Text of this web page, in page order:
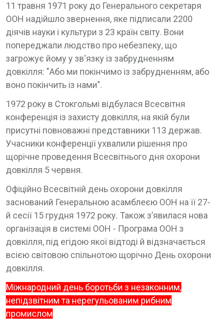
11 травня 1971 року до Генерального секретаря
ООН надійшло звернення, яке підписали 2200
діячів науки і культури з 23 країн світу. Вони
попереджали людство про небезпеку, що
загрожує йому у зв'язку із забрудненням
довкілля: "Або ми покінчимо із забрудненням, або
воно покінчить із нами".
1972 року в Стокгольмі відбулася Всесвітня
конференція із захисту довкілля, на якій були
присутні повноважні представники 113 держав.
Учасники конференції ухвалили рішення про
щорічне проведення Всесвітнього дня охорони
довкілля 5 червня.
Офіційно Всесвітній день охорони довкілля
заснований Генеральною асамблеєю ООН на її 27-
й сесії 15 грудня 1972 року. Також з’явилася нова
організація в системі ООН - Програма ООН з
довкілля, під егідою якої відтоді й відзначається
всією світовою спільнотою щорічно День охорони
довкілля.
Міжнародний день боротьби з незаконним,
непідзвітним та нерегульованим рибним
промислом